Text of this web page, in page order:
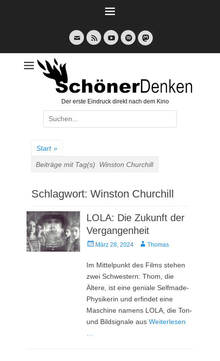
E-
Mail
Feed YouTubeSpotify
Der erste Eindruck direkt nach dem Kino
Suche
nach:
Start »
Beiträge mit Tag(s) Winston Churchill
Schlagwort: Winston Churchill
LOLA: Die Zukunft der
Vergangenheit
Veröffentlicht
März 28, 2024 AutorThomas
Im Mittelpunkt des Films stehen
zwei Schwestern: Thom, die
Ältere, ist eine geniale Selfmade-
Physikerin und erfindet eine
Maschine namens LOLA, die Ton-
und Bildsignale ausWeiterlesen